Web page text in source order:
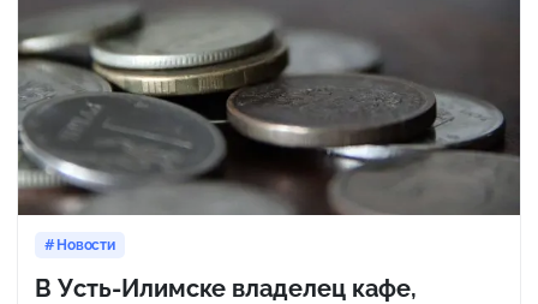
Новости
В Усть-Илимске владелец кафе,